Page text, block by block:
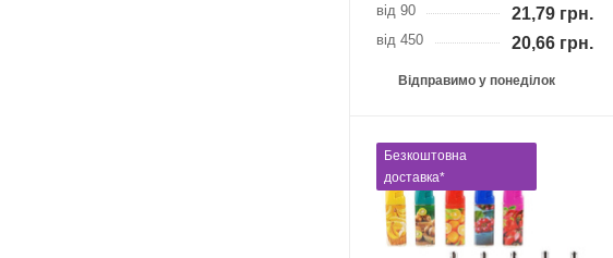
від 90 21,79 грн.
від 450 20,66 грн.
Відправимо у понеділок
Безкоштовна
доставка*